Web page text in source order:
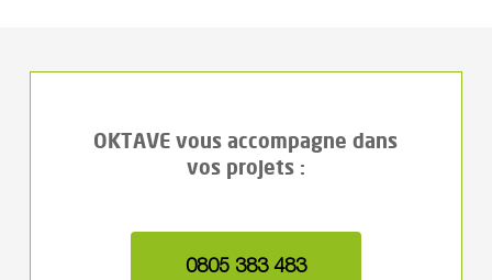
OKTAVE vous accompagne dans
vos projets :
0805 383 483